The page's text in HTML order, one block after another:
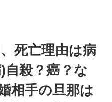
死亡理由は病
自殺？癌？な
相手の旦那は